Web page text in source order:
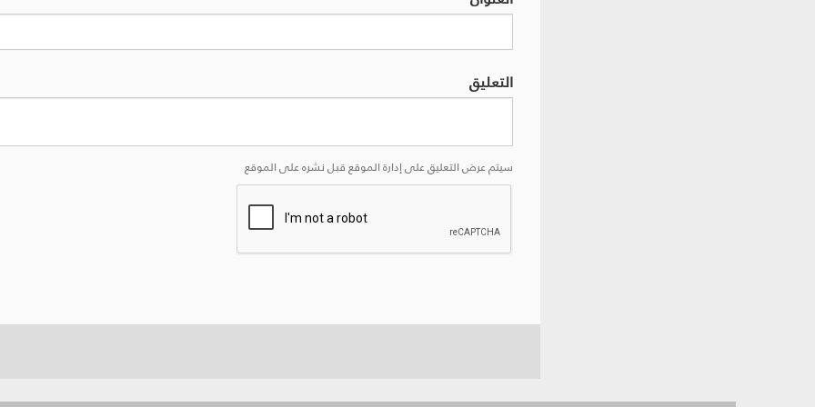
التعليق
سيتم عرض التعليق على إدارة الموقع قبل نشره على الموقع